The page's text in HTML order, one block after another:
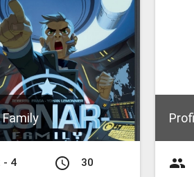
- 4 access_time 30 group